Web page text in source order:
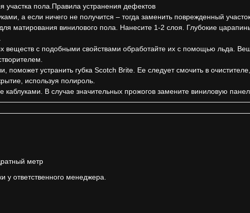
пола.Правила устранения дефектов
а если ничего не получится – тогда заменить поврежденный
матирования винилового пола. Нанесите 1-2 слоя. Глубокие
веществ с подобными свойствами обработайте их с помощью льда.
поможет устранить губка Scotch Brite. Ее следует смочить в
используя полироль.
В случае значительных прожогов замените виниловую
метр
ответственного менеджера.